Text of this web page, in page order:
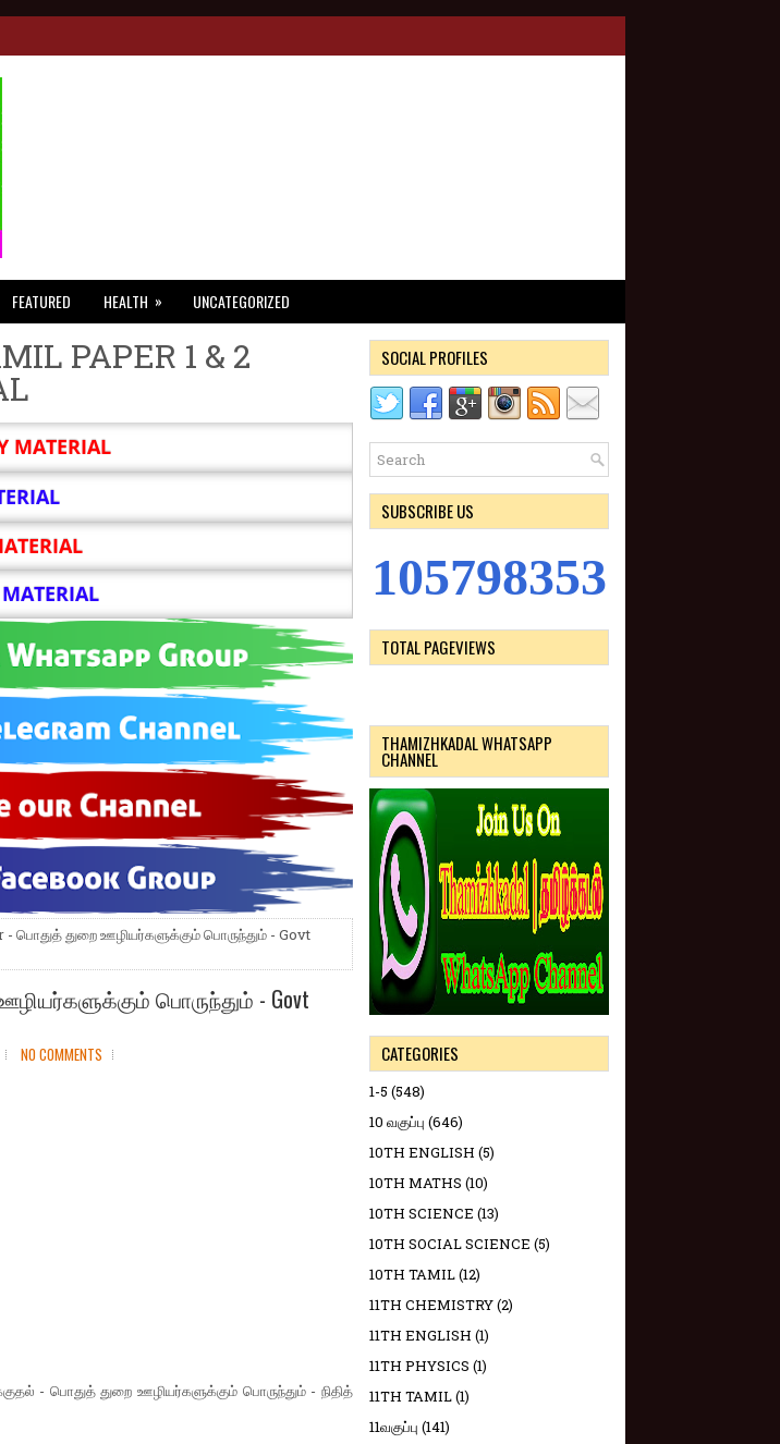
FEATURED HEALTH » UNCATEGORIZED
PAPER 1 & 2
MATERIAL
- பொதுத் துறை ஊழியர்களுக்கும் பொருந்தும் - Govt
பொருந்தும் - Govt
NO COMMENTS
- பொதுத் துறை ஊழியர்களுக்கும் பொருந்தும் - நிதித்
SOCIAL PROFILES
SUBSCRIBE US
105798353
TOTAL PAGEVIEWS
THAMIZHKADAL WHATSAPP
CHANNEL
CATEGORIES
1-5 (548)
10 வகுப்பு (646)
10TH ENGLISH (5)
10TH MATHS (10)
10TH SCIENCE (13)
10TH SOCIAL SCIENCE (5)
10TH TAMIL(12)
11TH CHEMISTRY(2)
11TH ENGLISH (1)
11TH PHYSICS (1)
11TH TAMIL(1)
11வகுப்பு (141)